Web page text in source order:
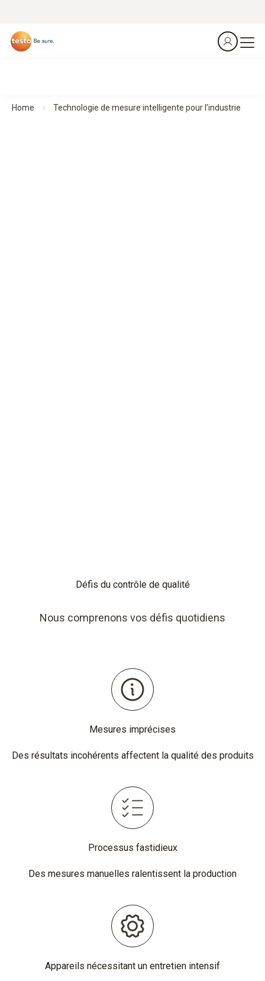
Home Technologie de mesure intelligente pour l’industrie
Défis du contrôle de qualité
Nous comprenons vos défis quotidiens
Mesures imprécises
Des résultats incohérents affectent la qualité des produits
Processus fastidieux
Des mesures manuelles ralentissent la production
Appareils nécessitant un entretien intensif